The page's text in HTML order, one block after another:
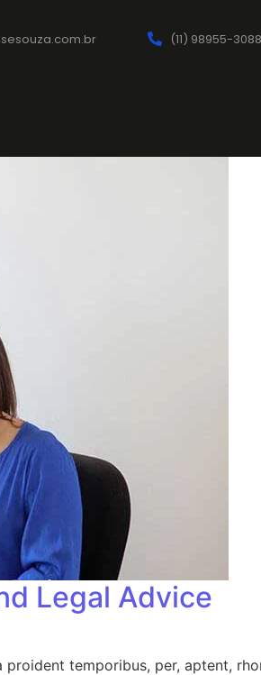
(11) 98955-3088
Legal Advice
temporibus, per, aptent,